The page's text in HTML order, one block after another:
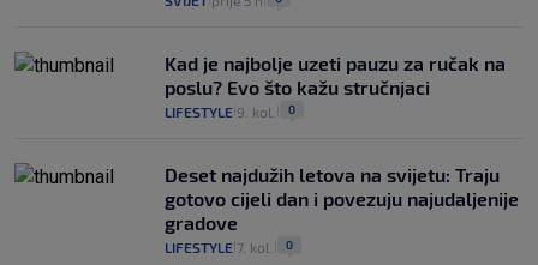
Kad je najbolje uzeti pauzu za ručak na
poslu? Evo što kažu stručnjaci
LIFESTYLE 9. kol. 0
Deset najdužih letova na svijetu: Traju
gotovo cijeli dan i povezuju najudaljenije
gradove
LIFESTYLE 7. kol. 0